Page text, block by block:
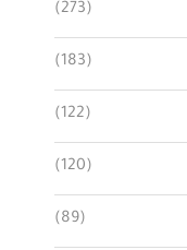
(273)
(183)
(122)
(120)
(89)